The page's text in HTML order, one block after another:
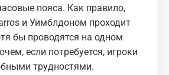
пояса. Как правило,
и Уимблдоном проходит
бы проводятся на одном
если потребуется, игроки
трудностями.